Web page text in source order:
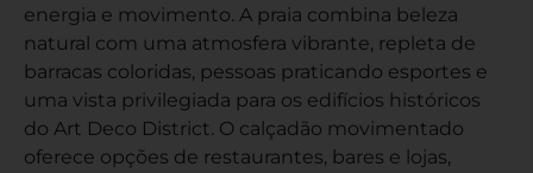
energia e movimento. A praia combina beleza
natural com uma atmosfera vibrante, repleta de
barracas coloridas, pessoas praticando esportes e
uma vista privilegiada para os edifícios históricos
do Art Deco District. O calçadão movimentado
oferece opções de restaurantes, bares e lojas,